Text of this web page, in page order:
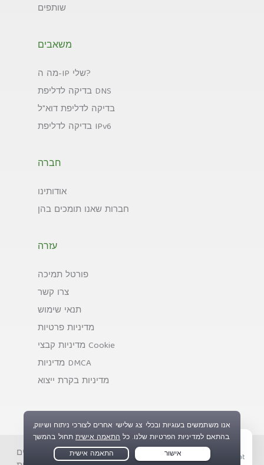
שותפים
משאבים
מה ה-IP שלי?
בדיקה לדליפת DNS
בדיקה לדליפת דוא"ל
בדיקה לדליפת IPv6
חברה
אודותינו
חברות שאנו תומכים בהן
עזרה
פורטל תמיכה
צרו קשר
תנאי שימוש
מדיניות פרטיות
מדיניות קבצי Cookie
מדיניות DMCA
מדיניות בקרת ייצוא
זכויות יוצרים © Private Internet Access, Inc. כל הזכויות
Live Chat